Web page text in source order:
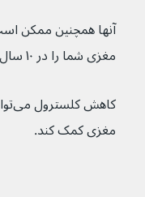
آنها همچنین ممکن
مغزی شما را در ۱۰ سال آینده بررسی کنند.
مغزی کمک کند.